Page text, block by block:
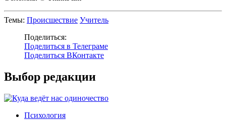
Темы: Происшествие Учитель
Поделиться:
Поделиться в Телеграме
Поделиться ВКонтакте
Выбор редакции
Психология